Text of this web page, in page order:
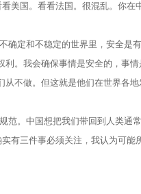
看美国。看看法国。很混乱。你在
确定和不稳定的世界里，安全是
利。我会确保事情是安全的，事
不做。 但这就是他们在世界各
范。中国想把我们带回到人类通
有三件事必须关注，我认为可能